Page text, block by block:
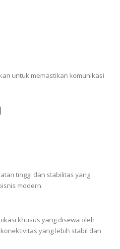
untuk memastikan komunikasi
tinggi dan stabilitas yang
modern.
khusus yang disewa oleh
yang lebih stabil dan